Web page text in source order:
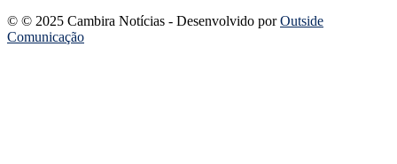
© © 2025 Cambira Notícias - Desenvolvido porOutside
Comunicação